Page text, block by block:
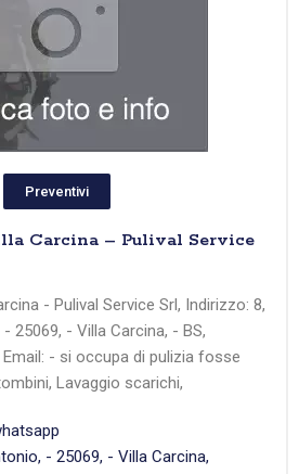
Preventivi
Carcina – Pulival Service
- Pulival Service Srl, Indirizzo: 8,
25069, - Villa Carcina, - BS,
- si occupa di pulizia fosse
Lavaggio scarichi,
- 25069, - Villa Carcina,